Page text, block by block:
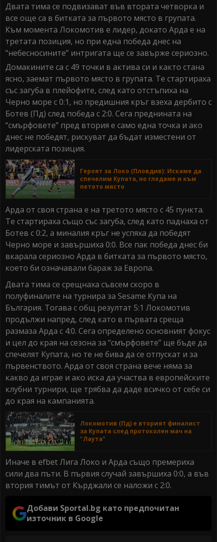
Двата тима се подвизават във втората четворка и
все още са в битката за първото място в групата.
Към момента Локомотив е лидер, докато Арда е на
третата позиция, но при една победа днес на
“небесносините” интригата ще се завърже сериозно.
Домакините са с 49 точки в актива си и както стана
ясно, заемат първото място в групата. Те стартираха
със загуба в плейофите, след като отстъпиха на
Черно море с 0:1, но предишния кръг взеха дербито с
Ботев (Пд) след победа с 2:0. Сега преднината на
“смърфовете” пред втория е само една точка и ако
днес не победят, рискуват да бъдат изместени от
лидерската позиция.
Героят за Локо (Пловдив): Искаме да
спечелим Купата, но гледаме и към
петото място
Арда от своя страна е на третото място с 45 пункта.
Те стартираха също със загуба, след като паднаха от
Ботев с 0:2, а миналия кръг не успяха да победят
Черно море и завършиха 0:0. Все пак победа днес би
вкарала сериозно Арда в битката за първото място,
което би означавали бараж за Европа.
Двата тима се срещнаха съвсем скоро в
полуфиналите на турнира за Sesame Купа на
България. Тогава с общ резултат 5:1 Локомотив
продължи напред, след като в първата среща
размаза Арда с 4:0. Сега определено основният фокус
и цел до края на сезона за “смърфовете” ще бъде да
спечелят Купата, но те не бива да се отпускат и за
първенството. Арда от своя страна вече няма за
какво да играе и ако иска да участва в европейските
клубни турнири, ще трябва да даде всичко от себе си
до края на кампанията.
Локомотив (Пд) е вторият финалист
за Купата след протоколен мач на
"Лаута"
Иначе в efbet Лига Локо и Арда също премериха
сили два пъти. В първия случай завършиха 0:0, а във
втория тимът от Кърджали се наложи с 2:0.
Добави Sportal.bg като предпочитан
източник в Google